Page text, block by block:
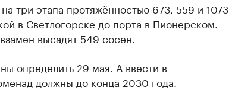
три этапа протяжённостью 673, 559 и 1073
в Светлогорске до порта в Пионерском.
высадят 549 сосен.
определить 29 мая. А ввести в
должны до конца 2030 года.